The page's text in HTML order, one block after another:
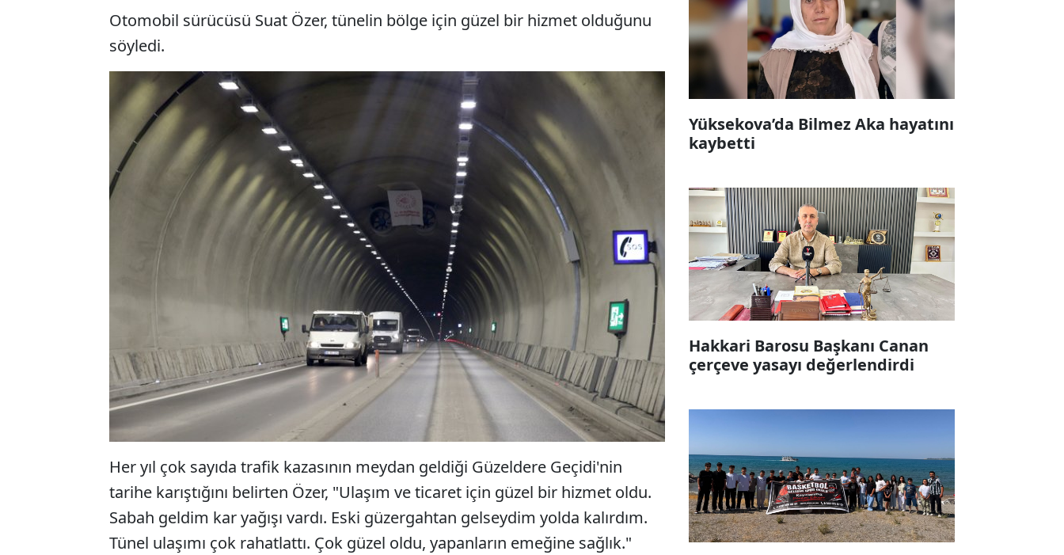
Otomobil sürücüsü Suat Özer, tünelin bölge için güzel bir hizmet olduğunu
söyledi.
Her yıl çok sayıda trafik kazasının meydan geldiği Güzeldere Geçidi'nin
tarihe karıştığını belirten Özer, "Ulaşım ve ticaret için güzel bir hizmet oldu.
Sabah geldim kar yağışı vardı. Eski güzergahtan gelseydim yolda kalırdım.
Tünel ulaşımı çok rahatlattı. Çok güzel oldu, yapanların emeğine sağlık."
Yüksekova’da Bilmez Aka hayatını
kaybetti
Hakkari Barosu Başkanı Canan
çerçeve yasayı değerlendirdi